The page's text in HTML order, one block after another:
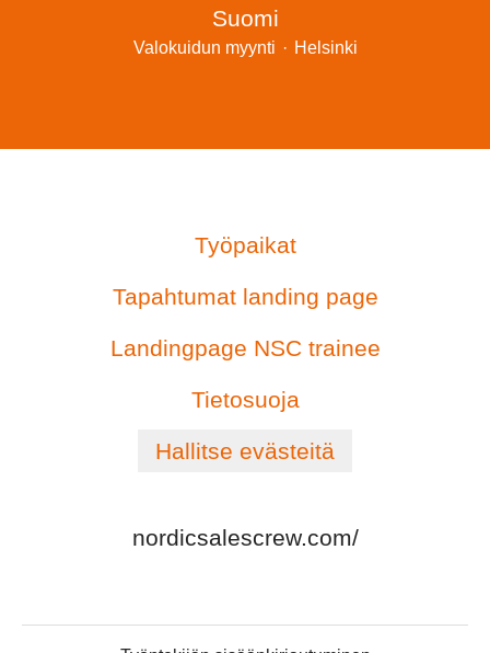
Suomi
Valokuidun myynti · Helsinki
Työpaikat
Tapahtumat landing page
Landingpage NSC trainee
Tietosuoja
Hallitse evästeitä
nordicsalescrew.com/